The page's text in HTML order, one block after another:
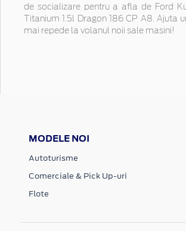
de socializare pentru a afla de Ford
Titanium 1.5l Dragon 186 CP A8. Ajuta
mai repede la volanul noii sale masini!
MODELE NOI
Autoturisme
Comerciale & Pick Up-uri
Flote